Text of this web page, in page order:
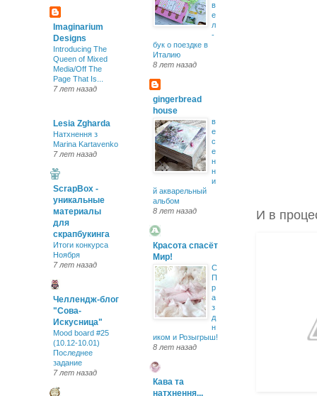
И в
Imaginarium
Designs
Introducing The
Queen of Mixed
Media/Off The
Page That Is...
7 лет назад
Lesia Zgharda
Натхнення з
Marina Kartavenko
7 лет назад
ScrapBox -
уникальные
материалы
для
скрапбукинга
Итоги конкурса
Ноября
7 лет назад
Челлендж-блог
"Сова-
Искусница"
Mood board #25
(10.12-10.01)
Последнее
задание
7 лет назад
в
е
л
-
бук о поездке в
Италию
8 лет назад
gingerbread
house
в
е
с
е
н
н
и
й акварельный
альбом
8 лет назад
Красота спасёт
Мир!
С
П
р
а
з
д
н
иком и Розыгрыш!
8 лет назад
Кава та
натхнення...